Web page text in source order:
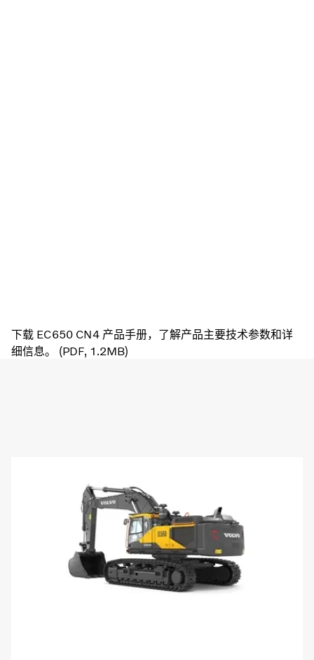
下载 EC650 CN4 产品手册，了解产品主要技术参数和详
细信息。 (PDF, 1.2MB)